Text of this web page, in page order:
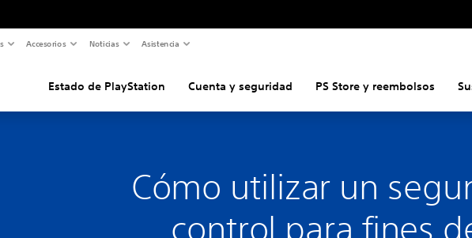
Accesorios Noticias Asistencia
Estado de PlayStation Cuenta y seguridad PS Store y reembolsos
Cómo utilizar un
control para fines